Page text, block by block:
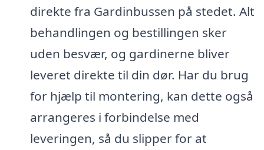
direkte fra Gardinbussen på stedet. Alt
behandlingen og bestillingen sker
uden besvær, og gardinerne bliver
leveret direkte til din dør. Har du brug
for hjælp til montering, kan dette også
arrangeres i forbindelse med
leveringen, så du slipper for at